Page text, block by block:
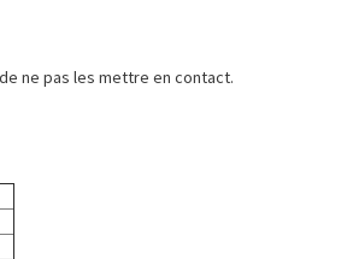
ne pas les mettre en contact.